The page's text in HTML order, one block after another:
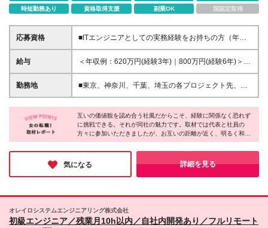
時短勤務あり
資格取得支援 副業OK 国認定取得
応募資格
■ITエンジニアとしての実務経験をお持ちの方（年数
不問） ┗開発、運用・保守など分野・工程は不問で
す！ ■学歴不問 ■日本語能力試験N1レベルの方（※）
を目指したい □今より収入UPを実現したい □同時に、
プライベートも充実させたい □新しい技術に積極的に
語を母語としない人がどの程度の日本語を理解できる
かを測る国際的な検定試験です
給与
＜年収例：620万円(経験3年)｜800万円(経験6年)＞ ■
月給30万円〜50万円＋賞与＋各種手当 ※月給には固
定残業代（37,900円〜63,100円／月20時間分）を含
インの無い期間も100％給与保証します ＜入社後、給
与UPした社員が多数！＞ 一人ひとりの頑張りやスキ
ルアップをしっかり評価し、給与に還元しています。
しています！ ■年収264万円 → 336万円【＋72万円】
（23歳／月給は前職比6万円UP） ■年収456万円 →
540万円【＋84万円】（30歳／月給は前職比7万円
勤務地
■東京、神奈川、千葉、埼玉の各プロジェクト先、ま
たは本社での勤務です ■リモートワーク／フルリモー
ト案件あり ■勤務地はご希望を考慮し決定します！
【本社】 東京都港区芝公園1-8-20 H¹O芝公園 ※(変更
の範囲)仕事内容欄の記載を除く当社業務全般 ※(変更
の範囲)勤務地欄の記載を除く当社関連勤務地
互いの価値観を認め合う社風だからこそ、経験に関係なく恐れず
に挑戦できる。それが同社の魅力です。取材では代表と社員の
方々に参加いただきましたが、お互いの距離が近く、明るく和や
かな雰囲気が伝わってきました♪さらに、市場価値の高いITスキル
やAI活用力を身につけることで、時代が変わっても求められる人
材へと成長できる環境も整っています。「一生モノの技術を磨き
たい」という方に、これ以上の環境はないと感じました！
気になる 詳細を見る
オレイロシステムエンジニアリング株式会社
初級エンジニア／残業月10h以内／自社内開発あり／フルリモート